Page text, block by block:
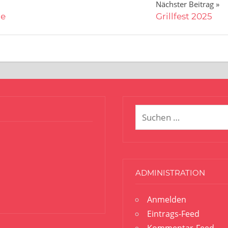
Nächster Beitrag
Grillfest 2025
Suchen
ADMINISTRATION
Anmelden
Eintrags-Feed